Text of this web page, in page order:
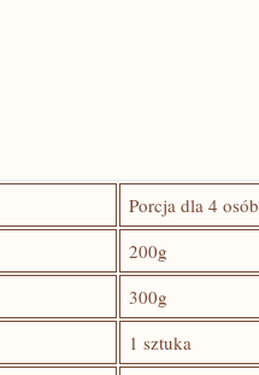
Porcja dla 4 osób
200g
300g
1 sztuka